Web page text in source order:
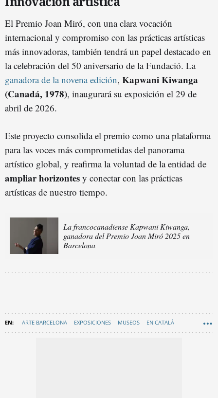
El Premio Joan Miró, con una clara vocación
internacional y compromiso con las prácticas artísticas
más innovadoras, también tendrá un papel destacado en
la celebración del 50 aniversario de la Fundació. La
ganadora de la novena edición, Kapwani Kiwanga
(Canadá, 1978), inaugurará su exposición el 29 de
abril de 2026.
Este proyecto consolida el premio como una plataforma
para las voces más comprometidas del panorama
artístico global, y reafirma la voluntad de la entidad de
ampliar horizontes y conectar con las prácticas
artísticas de nuestro tiempo.
La francocanadiense Kapwani Kiwanga,
ganadora del Premio Joan Miró 2025 en
Barcelona
ARTE BARCELONA EXPOSICIONES MUSEOS EN CATALÀ